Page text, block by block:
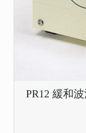
PR12 緩和